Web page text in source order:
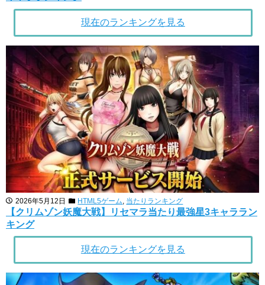
現在のランキングを見る
2026年5月12日 HTML5ゲーム, 当たりランキング
【クリムゾン妖魔大戦】リセマラ当たり最強星3キャララン
キング
現在のランキングを見る